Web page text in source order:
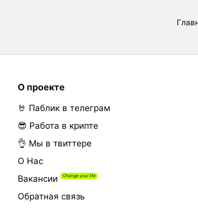
О проекте
🤘 Паблик в телеграм
😎 Работа в крипте
👌 Мы в твиттере
О Нас
Вакансии
Обратная связь